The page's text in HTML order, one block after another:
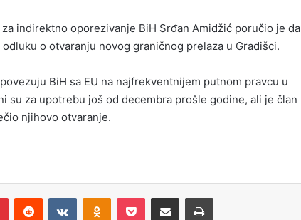
indirektno oporezivanje BiH Srđan Amidžić poručio je da
o otvaranju novog graničnog prelaza u Gradišci.
BiH sa EU na najfrekventnijem putnom pravcu u
su za upotrebu još od decembra prošle godine, ali je član
njihovo otvaranje.